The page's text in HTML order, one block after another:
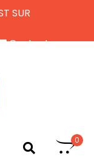
SUR
Contactez-nous
0